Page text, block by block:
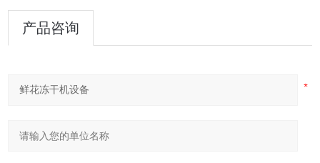
产品咨询